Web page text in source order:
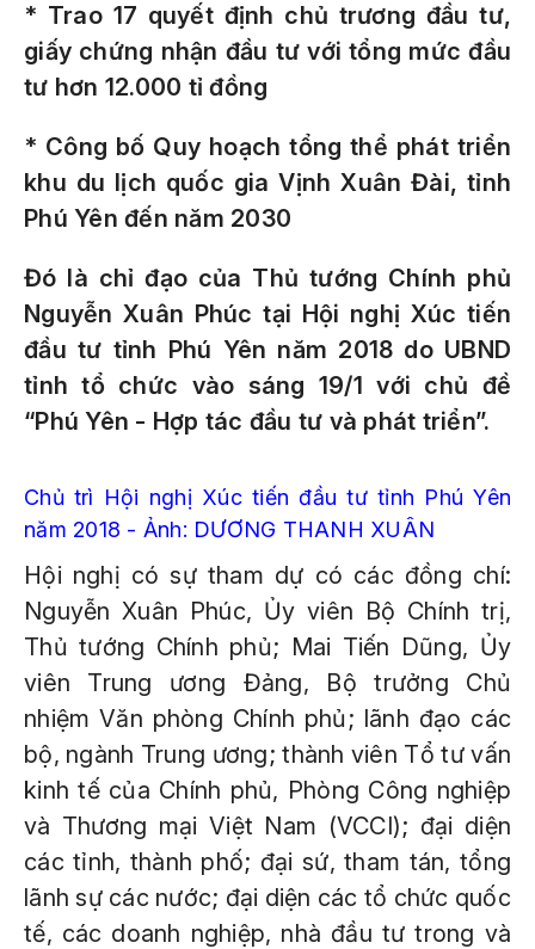
* Trao 17 quyết định chủ trương đầu tư,
giấy chứng nhận đầu tư với tổng mức đầu
tư hơn 12.000 tỉ đồng
* Công bố Quy hoạch tổng thể phát triển
khu du lịch quốc gia Vịnh Xuân Đài, tỉnh
Phú Yên đến năm 2030
Đó là chỉ đạo của Thủ tướng Chính phủ
Nguyễn Xuân Phúc tại Hội nghị Xúc tiến
đầu tư tỉnh Phú Yên năm 2018 do UBND
tỉnh tổ chức vào sáng 19/1 với chủ đề
“Phú Yên - Hợp tác đầu tư và phát triển”.
Chủ trì Hội nghị Xúc tiến đầu tư tỉnh Phú Yên
năm 2018 - Ảnh: DƯƠNG THANH XUÂN
Hội nghị có sự tham dự có các đồng chí:
Nguyễn Xuân Phúc, Ủy viên Bộ Chính trị,
Thủ tướng Chính phủ; Mai Tiến Dũng, Ủy
viên Trung ương Đảng, Bộ trưởng Chủ
nhiệm Văn phòng Chính phủ; lãnh đạo các
bộ, ngành Trung ương; thành viên Tổ tư vấn
kinh tế của Chính phủ, Phòng Công nghiệp
và Thương mại Việt Nam (VCCI); đại diện
các tỉnh, thành phố; đại sứ, tham tán, tổng
lãnh sự các nước; đại diện các tổ chức quốc
tế, các doanh nghiệp, nhà đầu tư trong và